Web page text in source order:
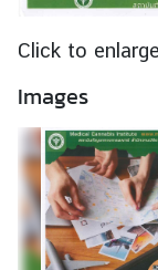
Click to
Images